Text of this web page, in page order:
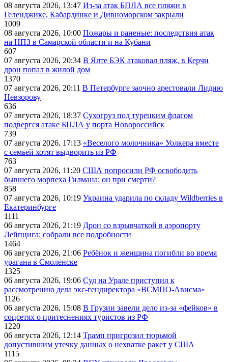
08 августа 2026, 13:47 Из-за атак БПЛА все пляжи в
Геленджике, Кабардинке и Дивноморском закрыли
1009
08 августа 2026, 10:00 Пожары и раненые: последствия атак
на НПЗ в Самарской области и на Кубани
607
07 августа 2026, 20:34 В Ялте БЭК атаковал пляж, в Керчи
дрон попал в жилой дом
1370
07 августа 2026, 20:11 В Петербурге заочно арестовали Лидию
Невзорову
636
07 августа 2026, 18:37 Сухогруз под турецким флагом
подвергся атаке БПЛА у порта Новороссийск
739
07 августа 2026, 17:13 «Веселого молочника» Уолкера вместе
с семьей хотят выдворить из РФ
763
07 августа 2026, 11:20 США попросили РФ освободить
бывшего морпеха Гилмана: он при смерти?
858
07 августа 2026, 10:19 Украина ударила по складу Wildberries в
Екатеринбурге
1111
06 августа 2026, 21:19 Дрон со взрывчаткой в аэропорту
Лейпцига: собрали все подробности
1464
06 августа 2026, 21:06 Ребёнок и женщина погибли во время
урагана в Смоленске
1325
06 августа 2026, 19:06 Суд на Урале приступил к
рассмотрению дела экс-гендиректора «ВСМПО-Ависма»
1126
06 августа 2026, 15:08 В Грузии завели дело из-за «фейков» в
соцсетях о притеснениях туристов из РФ
1220
06 августа 2026, 12:14 Трамп пригрозил тюрьмой
допустившим утечку данных о нехватке ракет у США
1115